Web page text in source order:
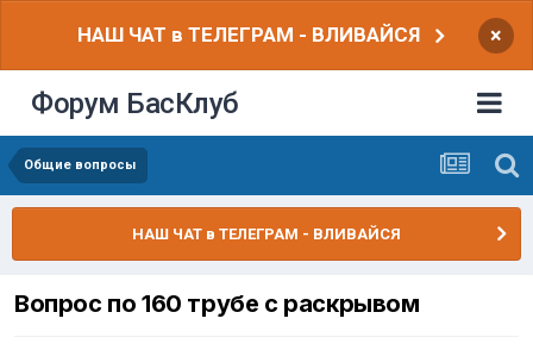
НАШ ЧАТ в ТЕЛЕГРАМ - ВЛИВАЙСЯ ×
Форум БасКлуб
Общие вопросы
НАШ ЧАТ в ТЕЛЕГРАМ - ВЛИВАЙСЯ
Вопрос по 160 трубе с раскрывом